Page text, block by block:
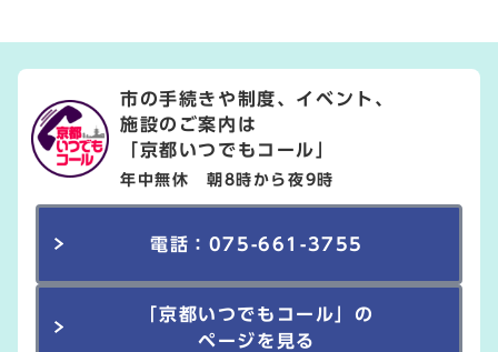
市の手続きや制度、イベント、
施設のご案内は
「京都いつでもコール」
年中無休 朝8時から夜9時
電話：075-661-3755
「京都いつでもコール」の
ページを見る